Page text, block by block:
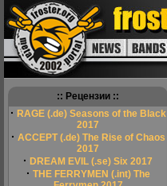
:: Рецензии ::
· RAGE (.de) Seasons of the Black
2017
· ACCEPT (.de) The Rise of Chaos
2017
· DREAM EVIL (.se) Six 2017
· THE FERRYMEN (.int) The